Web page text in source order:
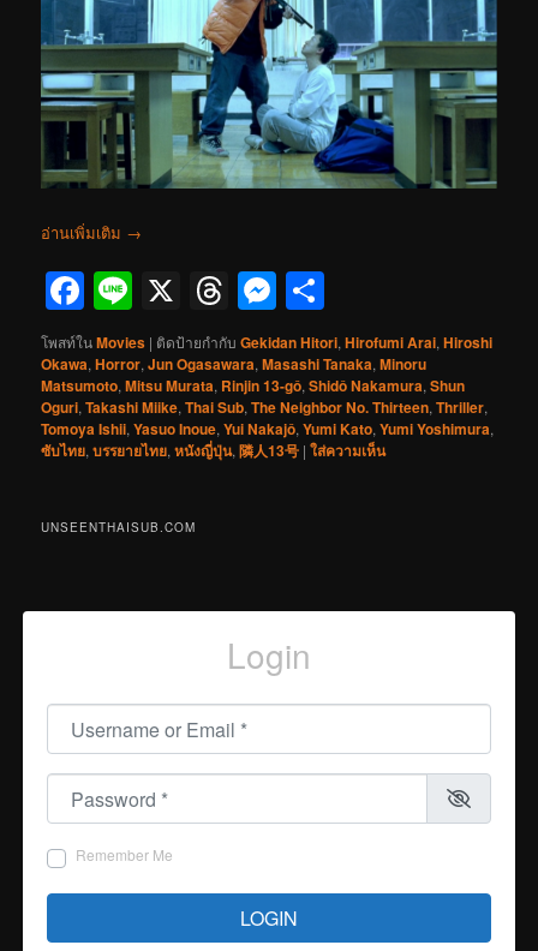
อ่านเพิ่มเติม →
Facebook
Line
X Threads
Messenger
โพสท์ในMovies | ติดป้ายกำกับ Gekidan Hitori,Hirofumi Arai,Hiroshi
Okawa,Horror,Jun Ogasawara,Masashi Tanaka,Minoru
Matsumoto,Mitsu Murata, Rinjin 13-gô,Shidô Nakamura,Shun
Oguri,Takashi Miike,Thai Sub,The Neighbor No. Thirteen,Thriller,
Tomoya Ishii,Yasuo Inoue,Yui Nakajô,Yumi Kato,Yumi Yoshimura,
ซับไทย,บรรยายไทย,หนังญี่ปุ่น,隣人13号 |ใส่ความเห็น
UNSEENTHAISUB.COM
Login
Username or Email
Password
Remember Me
LOGIN